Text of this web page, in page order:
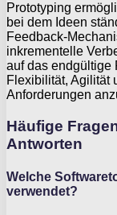
Prototyping
bei dem Ideen
Feedback-
inkrementelle
auf das endgültige
Flexibilität, Agilität
Anforderungen
Häufige
Antworten
Welche
verwendet?